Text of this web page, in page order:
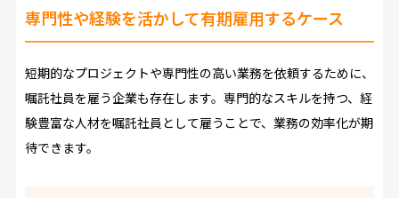
専門性や経験を活かして有期雇用するケース
短期的なプロジェクトや専門性の高い業務を依頼するために、
嘱託社員を雇う企業も存在します。専門的なスキルを持つ、経
験豊富な人材を嘱託社員として雇うことで、業務の効率化が期
待できます。